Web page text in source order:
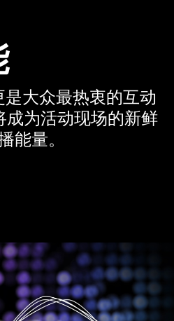
大众最热衷的互动
成为活动现场的新鲜
能量。